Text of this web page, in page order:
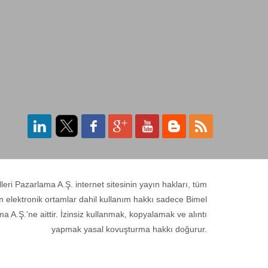
Pazarlama A.Ş. internet sitesinin yayın hakları, tüm
elektronik ortamlar dahil kullanım hakkı sadece Bimel
A.Ş.'ne aittir. İzinsiz kullanmak, kopyalamak ve alıntı
yapmak yasal kovuşturma hakkı doğurur.